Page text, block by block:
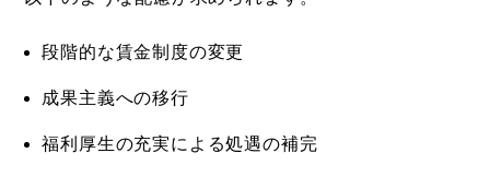
段階的な賃金制度の変更
成果主義への移行
福利厚生の充実による処遇の補完